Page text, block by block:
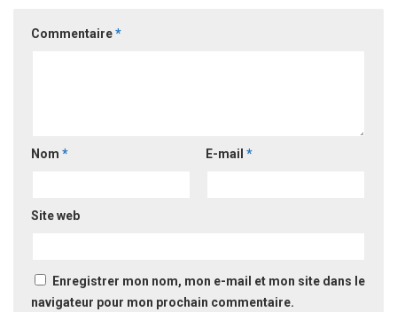
Commentaire*
Nom * E-mail *
Site web
Enregistrer mon nom, mon e-mail et mon site dans le
navigateur pour mon prochain commentaire.